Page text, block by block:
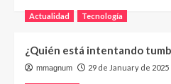
Actualidad Tecnología
¿Quién está intentando
mmagnum 29 de January de 2025